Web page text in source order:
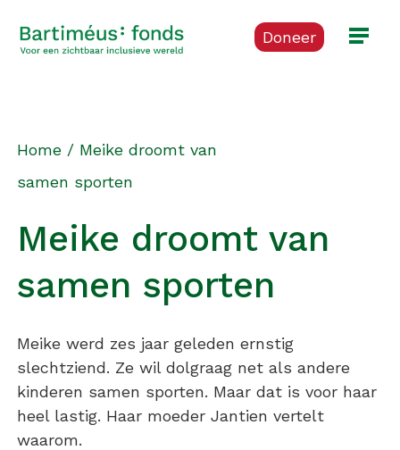
Doneer
Home / Meike droomt van
samen sporten
Meike droomt van
samen sporten
Meike werd zes jaar geleden ernstig
slechtziend. Ze wil dolgraag net als andere
kinderen samen sporten. Maar dat is voor haar
heel lastig. Haar moeder Jantien vertelt
waarom.